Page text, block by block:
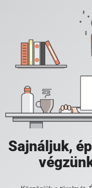
Sajnáljuk,